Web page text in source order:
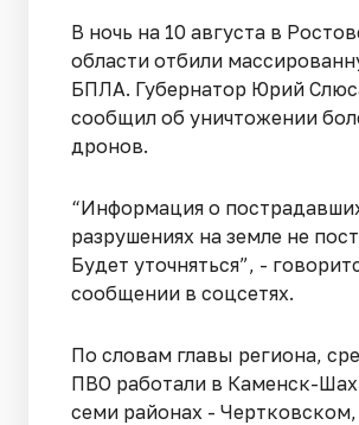
В ночь на 10 августа в
области отбили
БПЛА. Губернатор Юрий
сообщил об уничтожении
дронов.
“Информация о
разрушениях на земле не
Будет уточняться”, -
сообщении в соцсетях.
По словам главы региона,
ПВО работали в Каменск-
семи районах - Чертковском,